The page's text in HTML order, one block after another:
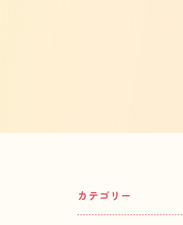
カテゴリー